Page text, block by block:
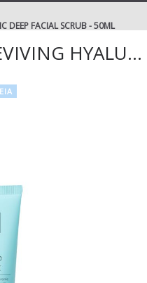
DEEP FACIAL SCRUB - 50ML
HYDRO BOOST - REVIVING HYALURONIC DEEP FACIAL SCRUB - 50ML